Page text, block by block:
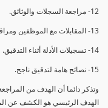
12- مراجعة السجلات والوثائق.
13- المقابلات مع الموظفين ومراقبة الانشطة والمرافق.
14- تسجيلات الأدلة أثناء التدقيق.
15- نصائح هامة لتدقيق ناجح.
وتذكر دائما أن الهدف من
الهدف الرئيسي هو الكشف عن